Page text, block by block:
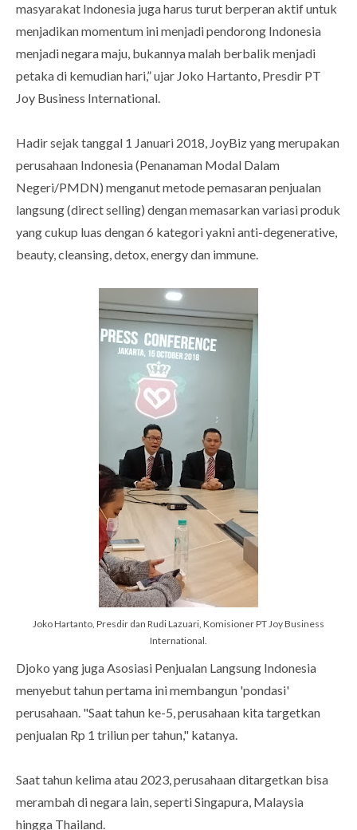
masyarakat Indonesia juga harus turut berperan aktif untuk
menjadikan momentum ini menjadi pendorong Indonesia
menjadi negara maju, bukannya malah berbalik menjadi
petaka di kemudian hari,” ujar Joko Hartanto, Presdir PT
Joy Business International.
Hadir sejak tanggal 1 Januari 2018, JoyBiz yang merupakan
perusahaan Indonesia (Penanaman Modal Dalam
Negeri/PMDN) menganut metode pemasaran penjualan
langsung (direct selling) dengan memasarkan variasi produk
yang cukup luas dengan 6 kategori yakni anti-degenerative,
beauty, cleansing, detox, energy dan immune.
Joko Hartanto, Presdir dan Rudi Lazuari, Komisioner PT Joy Business
International.
Djoko yang juga Asosiasi Penjualan Langsung Indonesia
menyebut tahun pertama ini membangun 'pondasi'
perusahaan. "Saat tahun ke-5, perusahaan kita targetkan
penjualan Rp 1 triliun per tahun," katanya.
Saat tahun kelima atau 2023, perusahaan ditargetkan bisa
merambah di negara lain, seperti Singapura, Malaysia
hingga Thailand.